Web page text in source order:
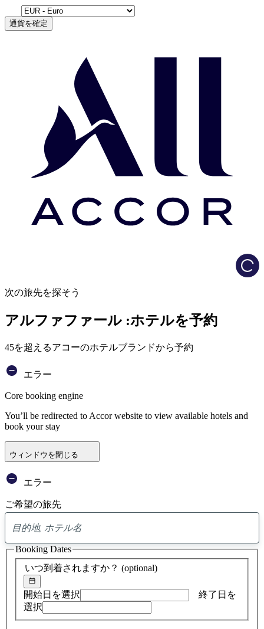
通貨を確定
次の旅先を探そう
アルファファール :ホテルを予約
45を超えるアコーのホテルブランドから予約
エラー
Core booking engine
You’ll be redirected to Accor website to view available hotels and
book your stay
ウィンドウを閉じる
エラー
ご希望の旅先
ア
ド
バ
イ
検
索
いつ到着されますか？ (optional)
開始日を選択
終了日を
選択
Booking Dates